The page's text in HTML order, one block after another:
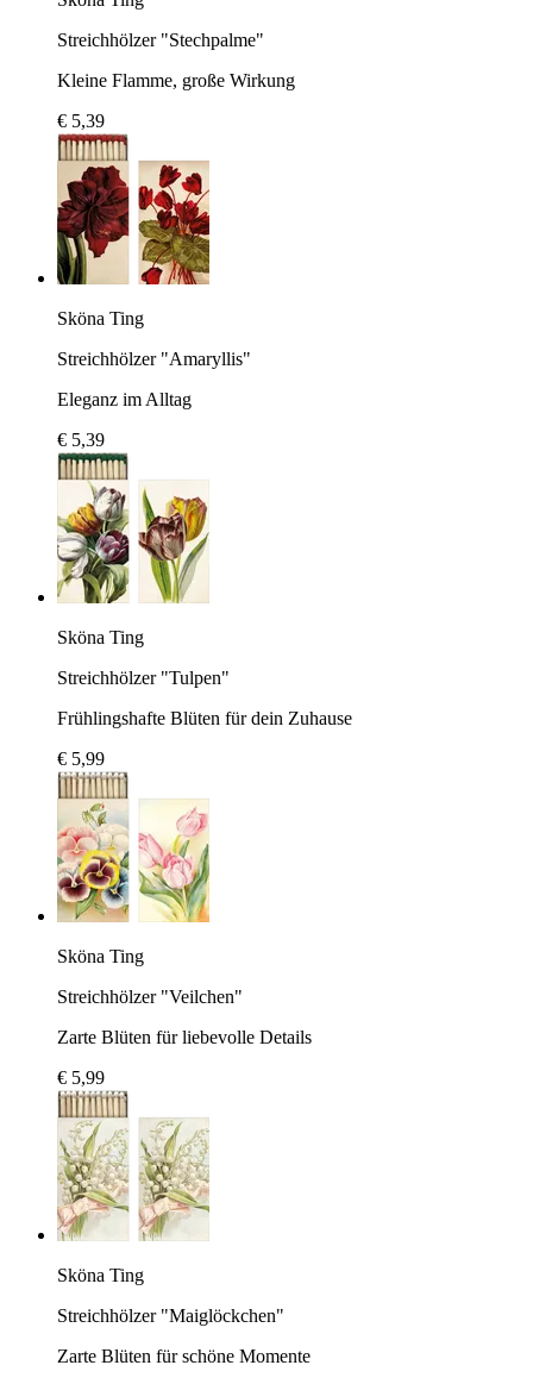
Streichhölzer "Stechpalme"
Kleine Flamme, große Wirkung
€ 5,39
Sköna Ting
Streichhölzer "Amaryllis"
Eleganz im Alltag
€ 5,39
Sköna Ting
Streichhölzer "Tulpen"
Frühlingshafte Blüten für dein Zuhause
€ 5,99
Sköna Ting
Streichhölzer "Veilchen"
Zarte Blüten für liebevolle Details
€ 5,99
Sköna Ting
Streichhölzer "Maiglöckchen"
Zarte Blüten für schöne Momente